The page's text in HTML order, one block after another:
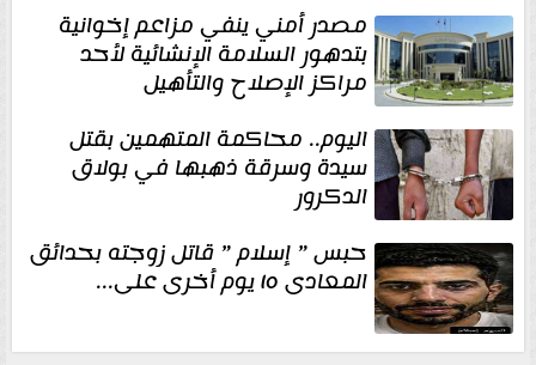
مصدر أمني ينفي مزاعم إخوانية
بتدهور السلامة الإنشائية لأحد
مراكز الإصلاح والتأهيل
اليوم.. محاكمة المتهمين بقتل
سيدة وسرقة ذهبها في بولاق
الدكرور
حبس ” إسلام ” قاتل زوجته بحدائق
المعادى ١٥ يوم أخرى على...